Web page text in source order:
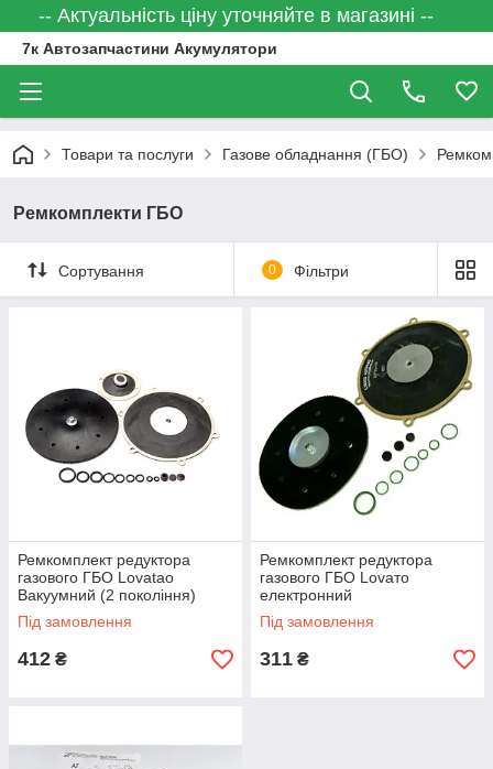
-- Актуальність ціну уточняйте в магазині --
7к Автозапчастини Акумулятори
Товари та послуги Газове обладнання (ГБО)
Ремкомплекти ГБО
Сортування 0 Фільтри
Ремкомплект редуктора
газового ГБО Lovatao
Вакуумний (2 покоління)
Під замовлення
412 ₴
Ремкомплект редуктора
газового ГБО Lovaто
електронний
Під замовлення
311 ₴